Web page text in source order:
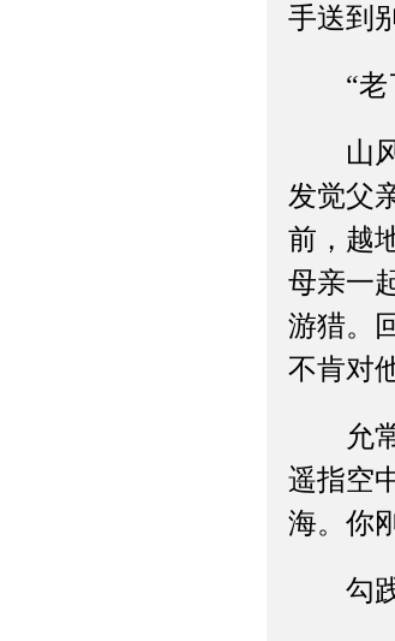
手送到
“老了
山风
发觉父
前，越
母亲一
游猎。
不肯对
允常
遥指空
海。你
勾践